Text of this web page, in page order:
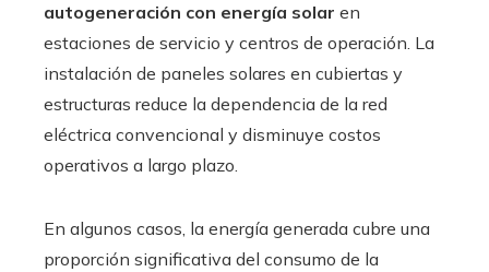
autogeneración con energía solar en
estaciones de servicio y centros de operación. La
instalación de paneles solares en cubiertas y
estructuras reduce la dependencia de la red
eléctrica convencional y disminuye costos
operativos a largo plazo.
En algunos casos, la energía generada cubre una
proporción significativa del consumo de la